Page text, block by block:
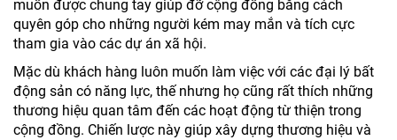
muốn được chung tay giúp đỡ cộng đồng bằng cách
quyên góp cho những người kém may mắn và tích cực
tham gia vào các dự án xã hội.
Mặc dù khách hàng luôn muốn làm việc với các đại lý bất
động sản có năng lực, thế nhưng họ cũng rất thích những
thương hiệu quan tâm đến các hoạt động từ thiện trong
cộng đồng. Chiến lược này giúp xây dựng thương hiệu và